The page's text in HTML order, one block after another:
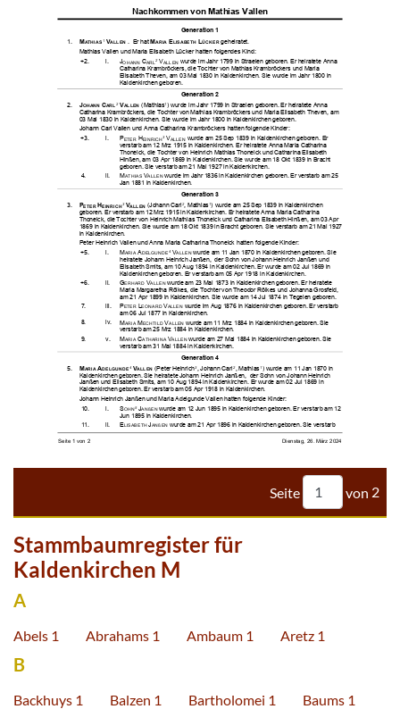
    


           

      




      




      




   



        






     




   


     



      

      



          





   




Seite von 2
Stammbaumregister für
Kaldenkirchen M
A
Abels 1 Abrahams 1 Ambaum 1 Aretz 1
B
Backhuys 1 Balzen 1 Bartholomei 1 Baums 1